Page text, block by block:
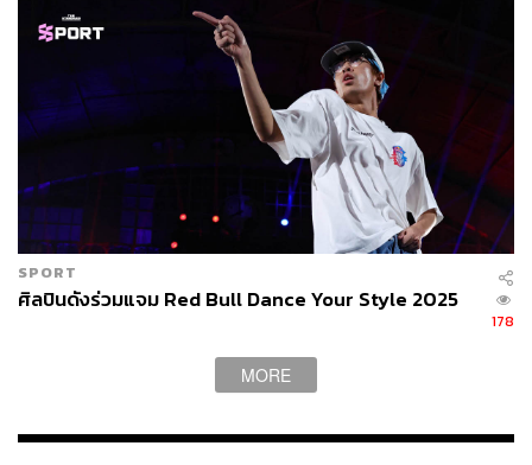
SPORT
ศิลปินดังร่วมแจม Red Bull Dance Your Style 2025
178
MORE